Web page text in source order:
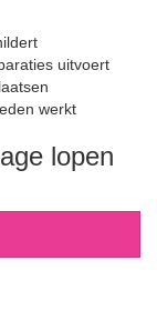
uitvoert
werkt
lopen